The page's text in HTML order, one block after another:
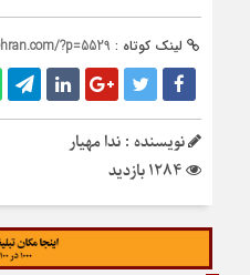
لینک کوتاه : ?p=5529
نویسنده : ندا مهیار